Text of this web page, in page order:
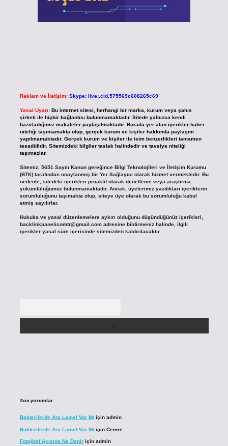
Reklam ve İletişim: Skype: live:.cid.575569c608265c69
Yasal Uyarı: Bu internet sitesi, herhangi bir marka, kurum veya şahıs
şirketi ile hiçbir bağlantısı bulunmamaktadır. Sitede yalnızca kendi
hazırladığımız makaleler paylaşılmaktadır. Burada yer alan içerikler haber
niteliği taşımamakta olup, gerçek kurum ve kişiler hakkında paylaşım
yapılmamaktadır. Gerçek kurum ve kişiler ile isim benzerlikleri tamamen
tesadüfidir. Sitemizdeki bilgiler taslak halindedir ve tavsiye niteliği
taşımazlar.
Sitemiz, 5651 Sayılı Kanun gereğince Bilgi Teknolojileri ve İletişim Kurumu
(BTK) tarafından onaylanmış bir Yer Sağlayıcı olarak hizmet vermektedir. Bu
nedenle, sitedeki içerikleri proaktif olarak denetleme veya araştırma
yükümlülüğümüz bulunmamaktadır. Ancak, üyelerimiz yazdıkları içeriklerin
sorumluluğunu taşımakta olup, siteye üye olarak bu sorumluluğu kabul
etmiş sayılırlar.
Hukuka ve yasal düzenlemelere aykırı olduğunu düşündüğünüz içerikleri,
backlinkpanelicomtr@gmail.comadresine bildirmeniz halinde, ilgili
içerikler yasal süre içerisinde sitemizden kaldırılacaktır.
Son yorumlar
Bakterilerde Ara Lamel Var Mı için admin
Bakterilerde Ara Lamel Var Mı için Cemre
Fotoğraf Açısına Ne Deniriçin admin